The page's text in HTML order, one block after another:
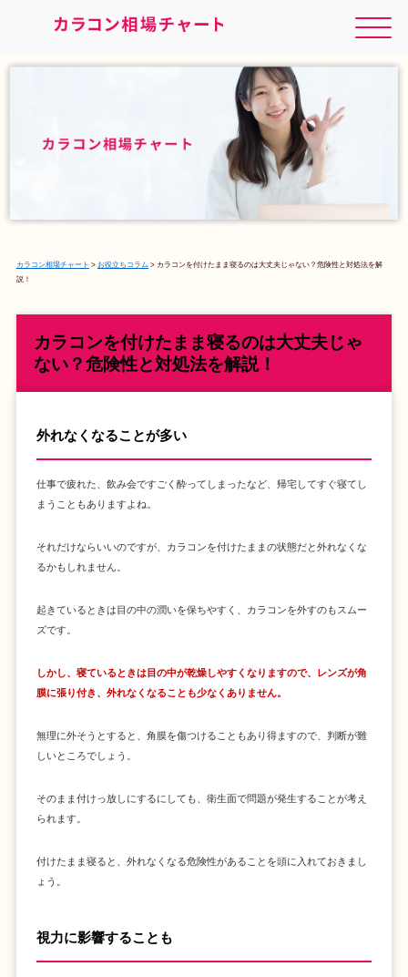
カラコン相場チャート > お役立ちコラム> カラコンを付けたまま寝るのは大丈夫じゃない？危険性と対処法を解
説！
カラコンを付けたまま寝るのは大丈夫じゃ
ない？危険性と対処法を解説！
外れなくなることが多い
仕事で疲れた、飲み会ですごく酔ってしまったなど、帰宅してすぐ寝てし
まうこともありますよね。
それだけならいいのですが、カラコンを付けたままの状態だと外れなくな
るかもしれません。
起きているときは目の中の潤いを保ちやすく、カラコンを外すのもスムー
ズです。
しかし、寝ているときは目の中が乾燥しやすくなりますので、レンズが角
膜に張り付き、外れなくなることも少なくありません。
無理に外そうとすると、角膜を傷つけることもあり得ますので、判断が難
しいところでしょう。
そのまま付けっ放しにするにしても、衛生面で問題が発生することが考え
られます。
付けたまま寝ると、外れなくなる危険性があることを頭に入れておきまし
ょう。
視力に影響することも